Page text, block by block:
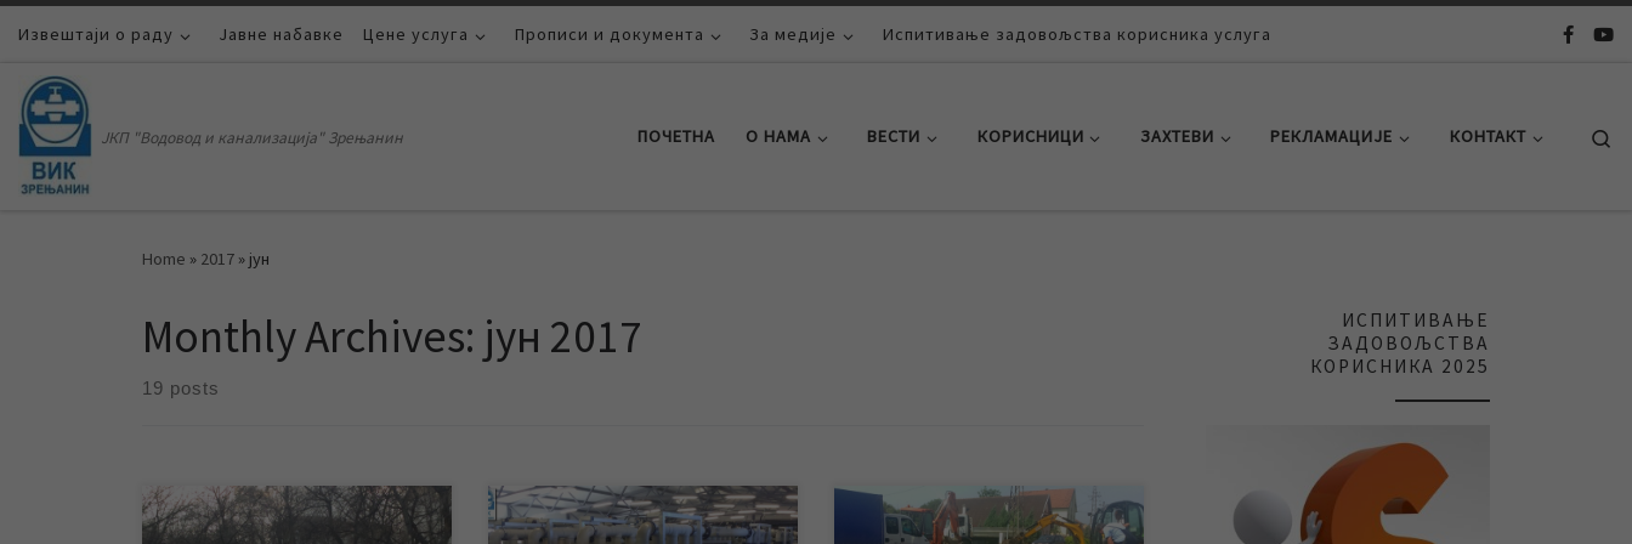
Skip to content
Извештаји о раду Јавне набавке Цене услуга Прописи и документа За медије Испитивање задовољства корисника услуга
ЈКП "Водовод и канализација" Зрењанин ПОЧЕТНА О НАМА ВЕСТИ КОРИСНИЦИ ЗАХТЕВИ РЕКЛАМАЦИЈЕ КОНТАКТ
Home » 2017 » јун
Monthly Archives: јун 2017
19 posts
Због квара на уличној водоводној
Да би отклонили све недоумице
У јутарњим часовима, у насељу
ИСПИТИВАЊЕ
ЗАДОВОЉСТВА
КОРИСНИКА 2025